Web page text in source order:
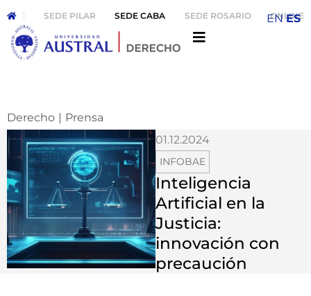
SEDE PILAR SEDE CABA SEDE ROSARIO ONLINE
Derecho | Prensa
01.12.2024
INFOBAE
Inteligencia
Artificial en la
Justicia:
innovación con
precaución
EN ES